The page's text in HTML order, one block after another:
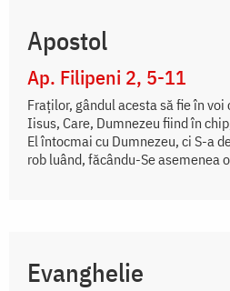
Apostol
Ap. Filipeni 2, 5-11
Fraților, gândul acesta să fie în voi
Iisus, Care, Dumnezeu fiind în
El întocmai cu Dumnezeu, ci S-a
rob luând, făcându-Se asemenea
Evanghelie